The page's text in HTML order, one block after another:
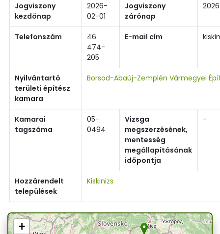
Jogviszony
kezdőnap
2026-
02-01
Jogviszony
zárónap
Telefonszám
46
474-
205
E-mail cím
Nyilvántartó
területi építész
kamara
Borsod-Abaúj-Zemplén Vármegyei
Kamarai
tagszáma
05-
0494
Vizsga
megszerzésének,
mentesség
megállapításának
időpontja
-
Hozzárendelt
települések
Kiskinizs
+